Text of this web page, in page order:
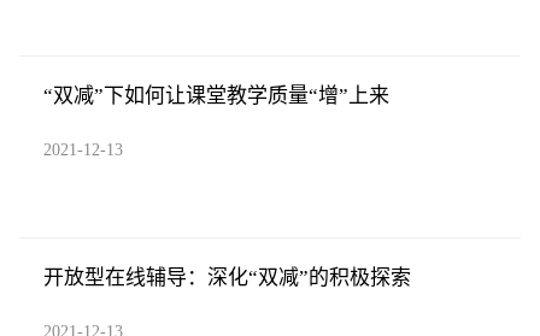
“双减”下如何让课堂教学质量“增”上来
2021-12-13
开放型在线辅导：深化“双减”的积极探索
2021-12-13